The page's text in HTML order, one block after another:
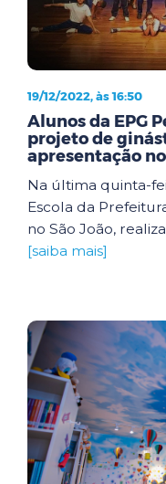
19/12/2022, às 16:50
Alunos da EPG
projeto de
apresentação
Na última quinta-
Escola da
no São João,
[saiba mais]